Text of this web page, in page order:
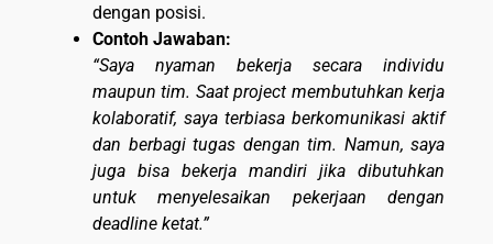
dengan posisi.
Contoh Jawaban:
“Saya nyaman bekerja secara individu
maupun tim. Saat project membutuhkan kerja
kolaboratif, saya terbiasa berkomunikasi aktif
dan berbagi tugas dengan tim. Namun, saya
juga bisa bekerja mandiri jika dibutuhkan
untuk menyelesaikan pekerjaan dengan
deadline ketat.”